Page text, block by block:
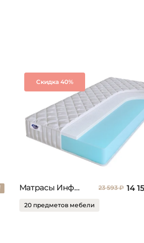
Скидка 40%
Матрасы Инфлекс 23 593 ₽ 14
20 предметов мебели